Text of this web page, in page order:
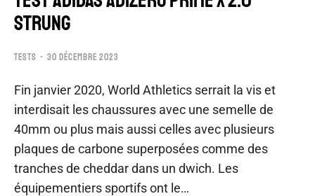
STRUNG
TESTS 30 DÉCEMBRE 2023
Fin janvier 2020, World Athletics serrait la vis et
interdisait les chaussures avec une semelle de
40mm ou plus mais aussi celles avec plusieurs
plaques de carbone superposées comme des
tranches de cheddar dans un dwich. Les
équipementiers sportifs ont le…